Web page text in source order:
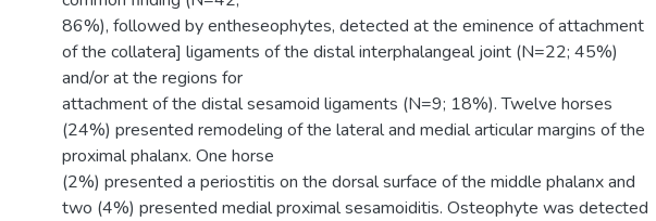
86%), followed by entheseophytes, detected at the eminence of attachment
of the collatera] ligaments of the distal interphalangeal joint (N=22; 45%)
and/or at the regions for
attachment of the distal sesamoid ligaments (N=9; 18%). Twelve horses
(24%) presented remodeling of the lateral and medial articular margins of the
proximal phalanx. One horse
(2%) presented a periostitis on the dorsal surface of the middle phalanx and
two (4%) presented medial proximal sesamoiditis. Osteophyte was detected